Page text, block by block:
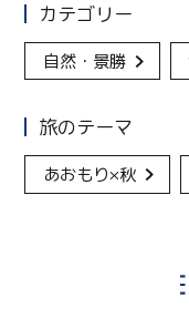
カテゴリー
自然・景勝
旅のテーマ
あおもり×秋